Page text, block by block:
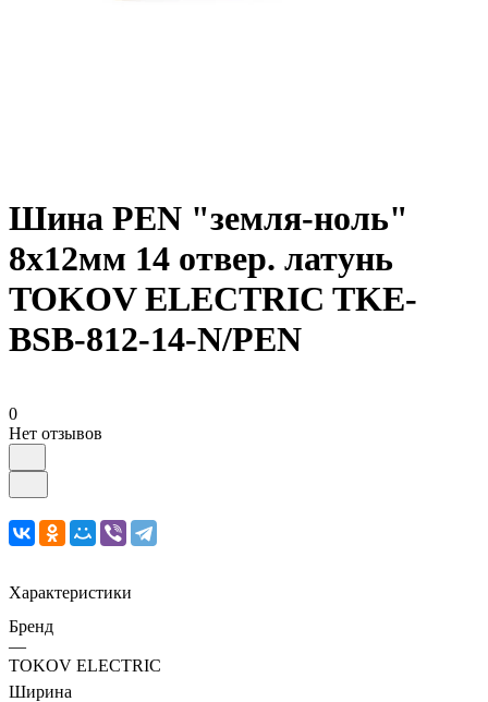
Шина PEN "земля-ноль"
8х12мм 14 отвер. латунь
TOKOV ELECTRIC TKE-
BSB-812-14-N/PEN
0
Нет отзывов
Характеристики
Бренд
—
TOKOV ELECTRIC
Ширина